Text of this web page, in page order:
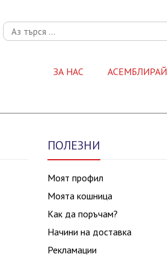
ЗА НАС АСЕМБЛИРАЙ
ПОЛЕЗНИ
Моят профил
Моята кошница
Как да поръчам?
Начини на доставка
Рекламации